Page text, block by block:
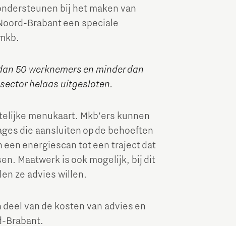
Brainport Industries Campus
High Tech Campus Eindhoven
TU/e Campus
Next Tech Food Factories
bij het maken van
Brabant een speciale
50 werknemers en minder dan
helaas uitgesloten.
menukaart. Mkb'ers kunnen
die aansluiten op de behoeften
energiescan tot een traject dat
Maatwerk is ook mogelijk, bij dit
ze advies willen.
van de kosten van advies en
Brabant.